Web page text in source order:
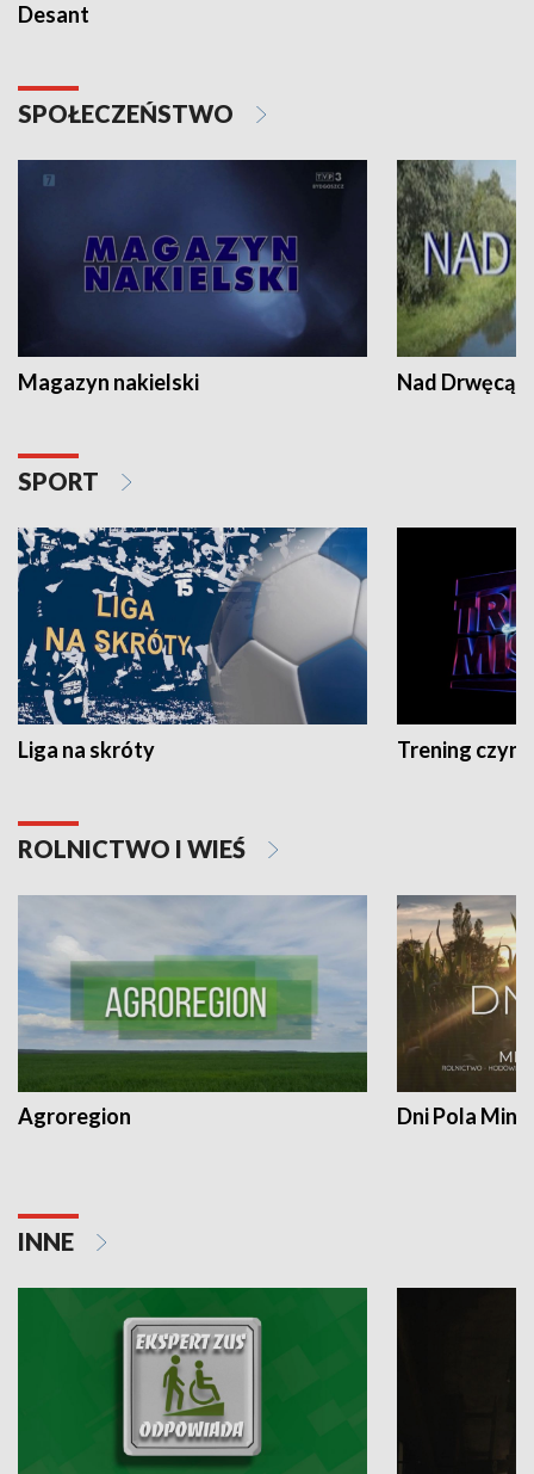
Desant
SPOŁECZEŃSTWO
Magazyn nakielski Nad Drwęcą
SPORT
Liga na skróty Trening czyni
ROLNICTWO I WIEŚ
Agroregion Dni Pola
INNE